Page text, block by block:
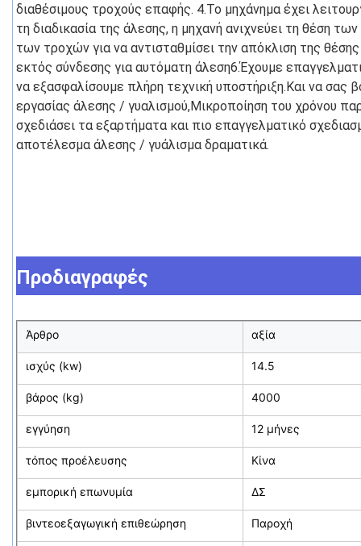
διαθέσιμους τροχούς επαφής. 4.Το μηχάνημα έχει
τη διαδικασία της άλεσης, η μηχανή ανιχνεύει τη θέση
των τροχών για να αντισταθμίσει την απόκλιση της
εκτός σύνδεσης για αυτόματη άλεση6.Έχουμε
να εξασφαλίσουμε πλήρη τεχνική υποστήριξη.Και να σας
εργασίας άλεσης / γυαλισμού,Μικροποίηση του χρόνου
σχεδιάσει τα εξαρτήματα και πιο επαγγελματικό
αποτέλεσμα άλεσης / γυάλισμα δραματικά.
Προδιαγραφές
Άρθρο αξία
ισχύς (kw) 14.5
βάρος (kg) 4000
εγγύηση 12 μήνες
τόπος προέλευσης Κίνα
εμπορική επωνυμία ΔΣ
βιντεοεξαγωγική επιθεώρηση Παροχή